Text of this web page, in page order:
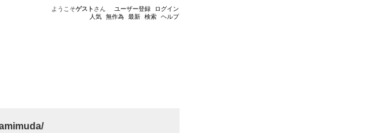
人気 無作為 最新 検索 ヘルプ
ようこそゲスト さん ユーザー登録 ログイン